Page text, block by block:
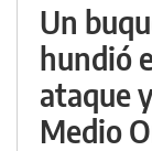
Un
hundió
ataque
Medio